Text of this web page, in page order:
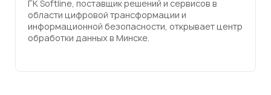
ГК Softline, поставщик решений и сервисов в
области цифровой трансформации и
информационной безопасности, открывает центр
обработки данных в Минске.